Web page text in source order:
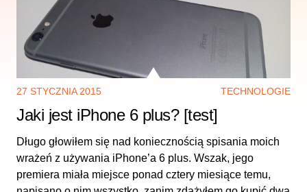
27 STYCZNIA 2015 TECHNOLOGIE
Jaki jest iPhone 6 plus? [test]
Długo głowiłem się nad koniecznością spisania moich
wrażeń z używania iPhone’a 6 plus. Wszak, jego
premiera miała miejsce ponad cztery miesiące temu,